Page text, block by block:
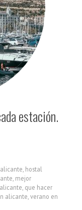
estación.
hostal
mejor
que hacer
alicante verano en